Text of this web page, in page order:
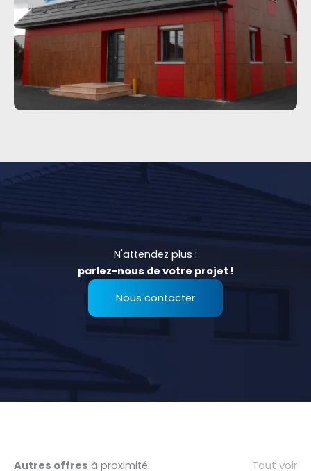
N'attendez plus :
parlez-nous de votre projet !
Nous contacter
Autres offres à proximité Tout voir